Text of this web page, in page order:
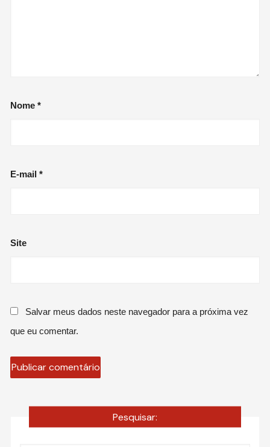
Nome*
E-mail*
Site
Salvar meus dados neste navegador para a próxima vez
que eu comentar.
Pesquisar: